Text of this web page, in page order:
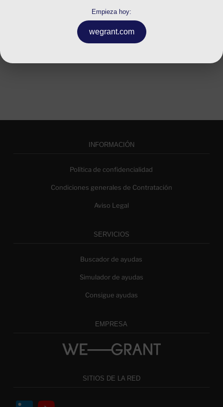
CREAR CUENTA
INFORMACIÓN
Política de confidencialidad
Condiciones generales de Contratación
Aviso Legal
SERVICIOS
Buscador de ayudas
Simulador de ayudas
Consigue ayudas
EMPRESA
SITIOS DE LA RED
Empieza hoy:
wegrant.com